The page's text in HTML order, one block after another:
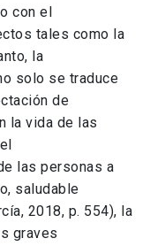
con el
tales como la
la
solo se traduce
de
la vida de las
las personas a
saludable
2018, p. 554), la
graves